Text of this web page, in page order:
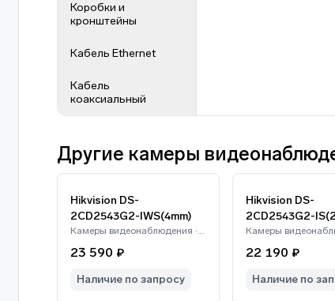
Коробки и
кронштейны
Кабель Ethernet
Кабель
коаксиальный
Другие камеры
Hikvision DS-
2CD2543G2-IWS(4mm)
Камеры видеонаблюдения · Hikvision
23 590 ₽
Наличие по запросу
Hikvision DS-
2CD2543G2-
22 190 ₽
Наличие по